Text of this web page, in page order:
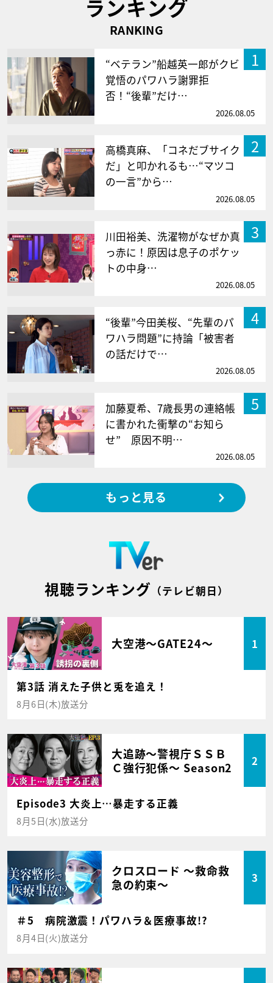
ランキング
RANKING
1
“ベテラン”船越英一郎がクビ
覚悟のパワハラ謝罪拒
否！“後輩”だけ…
2026.08.05
2
高橋真麻、「コネだブサイク
だ」と叩かれるも…“マツコ
の一言”から…
2026.08.05
3
川田裕美、洗濯物がなぜか真
っ赤に！原因は息子のポケッ
トの中身…
2026.08.05
4
“後輩”今田美桜、“先輩のパ
ワハラ問題”に持論「被害者
の話だけで…
2026.08.05
5
加藤夏希、7歳長男の連絡帳
に書かれた衝撃の“お知ら
せ” 原因不明…
2026.08.05
もっと見る
視聴ランキング （テレビ朝日）
大空港～GATE24～ 1
第3話 消えた子供と兎を追え！
8月6日(木)放送分
大追跡～警視庁ＳＳＢ
Ｃ強行犯係～ Season2
2
Episode3 大炎上…暴走する正義
8月5日(水)放送分
クロスロード ～救命救
急の約束～
3
＃5 病院激震！パワハラ＆医療事故!?
8月4日(火)放送分